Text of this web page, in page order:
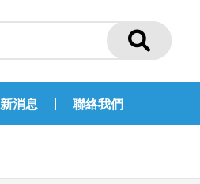
消息 聯絡我們